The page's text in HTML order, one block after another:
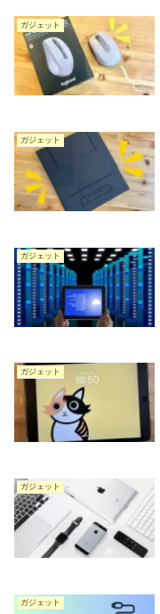
ガジェット
ガジェット
ガジェット
ガジェット
ガジェット
ガジェット